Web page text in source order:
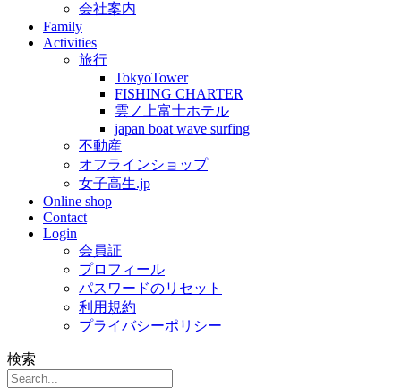
会社案内
Family
Activities
旅行
TokyoTower
FISHING CHARTER
雲ノ上富士ホテル
japan boat wave surfing
不動産
オフラインショップ
女子高生.jp
Online shop
Contact
Login
会員証
プロフィール
パスワードのリセット
利用規約
プライバシーポリシー
検索